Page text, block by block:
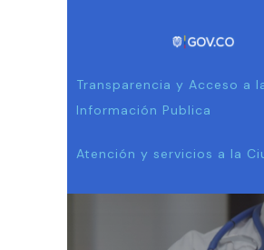
Transparencia y Acceso a
Información Publica
Atención y servicios a la